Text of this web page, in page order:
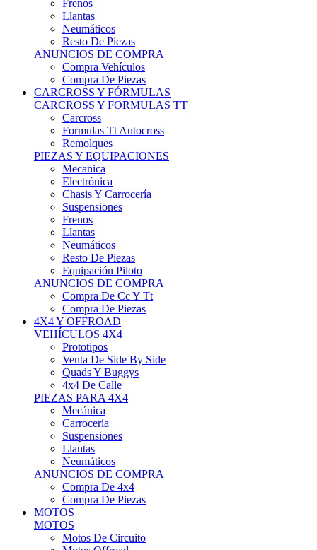
Frenos
Llantas
Neumáticos
Resto De Piezas
ANUNCIOS DE COMPRA
Compra Vehículos
Compra De Piezas
CARCROSS Y FÓRMULAS
CARCROSS Y FORMULAS TT
Carcross
Formulas Tt Autocross
Remolques
PIEZAS Y EQUIPACIONES
Mecanica
Electrónica
Chasis Y Carrocería
Suspensiones
Frenos
Llantas
Neumáticos
Resto De Piezas
Equipación Piloto
ANUNCIOS DE COMPRA
Compra De Cc Y Tt
Compra De Piezas
4X4 Y OFFROAD
VEHÍCULOS 4X4
Prototipos
Venta De Side By Side
Quads Y Buggys
4x4 De Calle
PIEZAS PARA 4X4
Mecánica
Carrocería
Suspensiones
Llantas
Neumáticos
ANUNCIOS DE COMPRA
Compra De 4x4
Compra De Piezas
MOTOS
MOTOS
Motos De Circuito